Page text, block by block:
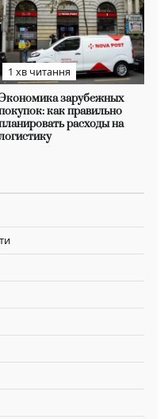
1 хв читання
зарубежных
как правильно
расходы на